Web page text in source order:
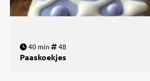
40 min 48
Paaskoekjes